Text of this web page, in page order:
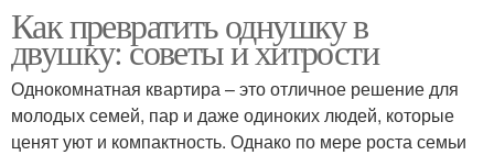
Как превратить однушку в
двушку: советы и хитрости
Однокомнатная квартира – это отличное решение для
молодых семей, пар и даже одиноких людей, которые
ценят уют и компактность. Однако по мере роста семьи